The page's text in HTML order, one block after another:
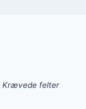
Krævede felter